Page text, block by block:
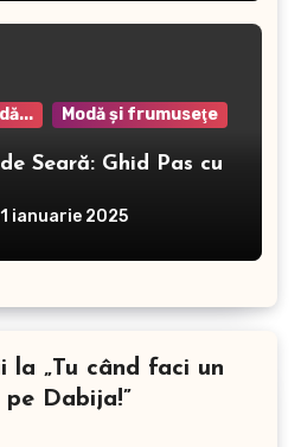
Modă şi frumuseţe
Seară: Ghid Pas cu
ianuarie 2025
la „Tu când faci un
Dabija!”